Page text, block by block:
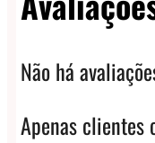
Não há
Apenas clientes